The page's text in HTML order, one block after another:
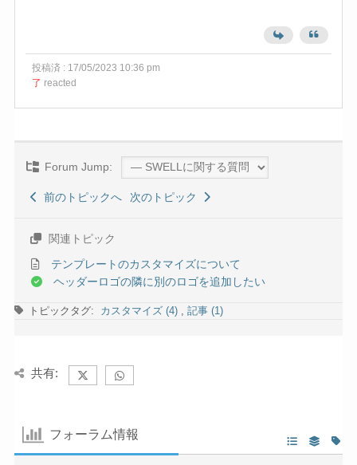
投稿済 : 17/05/2023 10:36 pm
了 reacted
Forum Jump:
前のトピックへ 次のトピック
関連トピック
テンプレートのカスタマイズについて
ヘッダーロゴの隣に別のロゴを追加したい
トピックタグ: カスタマイズ (4) 記事 (1)
共有:
フォーラム情報